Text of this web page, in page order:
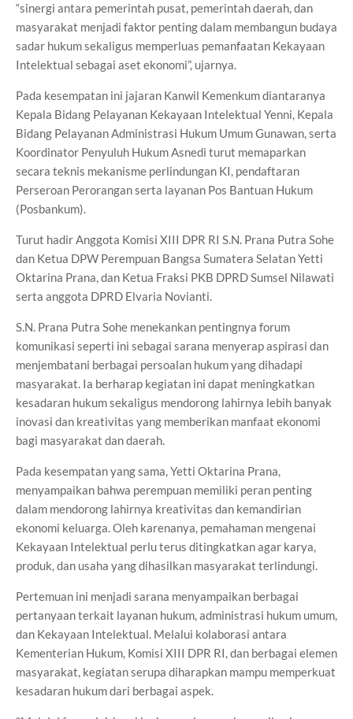
“sinergi antara pemerintah pusat, pemerintah daerah, dan
masyarakat menjadi faktor penting dalam membangun budaya
sadar hukum sekaligus memperluas pemanfaatan Kekayaan
Intelektual sebagai aset ekonomi”, ujarnya.
Pada kesempatan ini jajaran Kanwil Kemenkum diantaranya
Kepala Bidang Pelayanan Kekayaan Intelektual Yenni, Kepala
Bidang Pelayanan Administrasi Hukum Umum Gunawan, serta
Koordinator Penyuluh Hukum Asnedi turut memaparkan
secara teknis mekanisme perlindungan KI, pendaftaran
Perseroan Perorangan serta layanan Pos Bantuan Hukum
(Posbankum).
Turut hadir Anggota Komisi XIII DPR RI S.N. Prana Putra Sohe
dan Ketua DPW Perempuan Bangsa Sumatera Selatan Yetti
Oktarina Prana, dan Ketua Fraksi PKB DPRD Sumsel Nilawati
serta anggota DPRD Elvaria Novianti.
S.N. Prana Putra Sohe menekankan pentingnya forum
komunikasi seperti ini sebagai sarana menyerap aspirasi dan
menjembatani berbagai persoalan hukum yang dihadapi
masyarakat. Ia berharap kegiatan ini dapat meningkatkan
kesadaran hukum sekaligus mendorong lahirnya lebih banyak
inovasi dan kreativitas yang memberikan manfaat ekonomi
bagi masyarakat dan daerah.
Pada kesempatan yang sama, Yetti Oktarina Prana,
menyampaikan bahwa perempuan memiliki peran penting
dalam mendorong lahirnya kreativitas dan kemandirian
ekonomi keluarga. Oleh karenanya, pemahaman mengenai
Kekayaan Intelektual perlu terus ditingkatkan agar karya,
produk, dan usaha yang dihasilkan masyarakat terlindungi.
Pertemuan ini menjadi sarana menyampaikan berbagai
pertanyaan terkait layanan hukum, administrasi hukum umum,
dan Kekayaan Intelektual. Melalui kolaborasi antara
Kementerian Hukum, Komisi XIII DPR RI, dan berbagai elemen
masyarakat, kegiatan serupa diharapkan mampu memperkuat
kesadaran hukum dari berbagai aspek.